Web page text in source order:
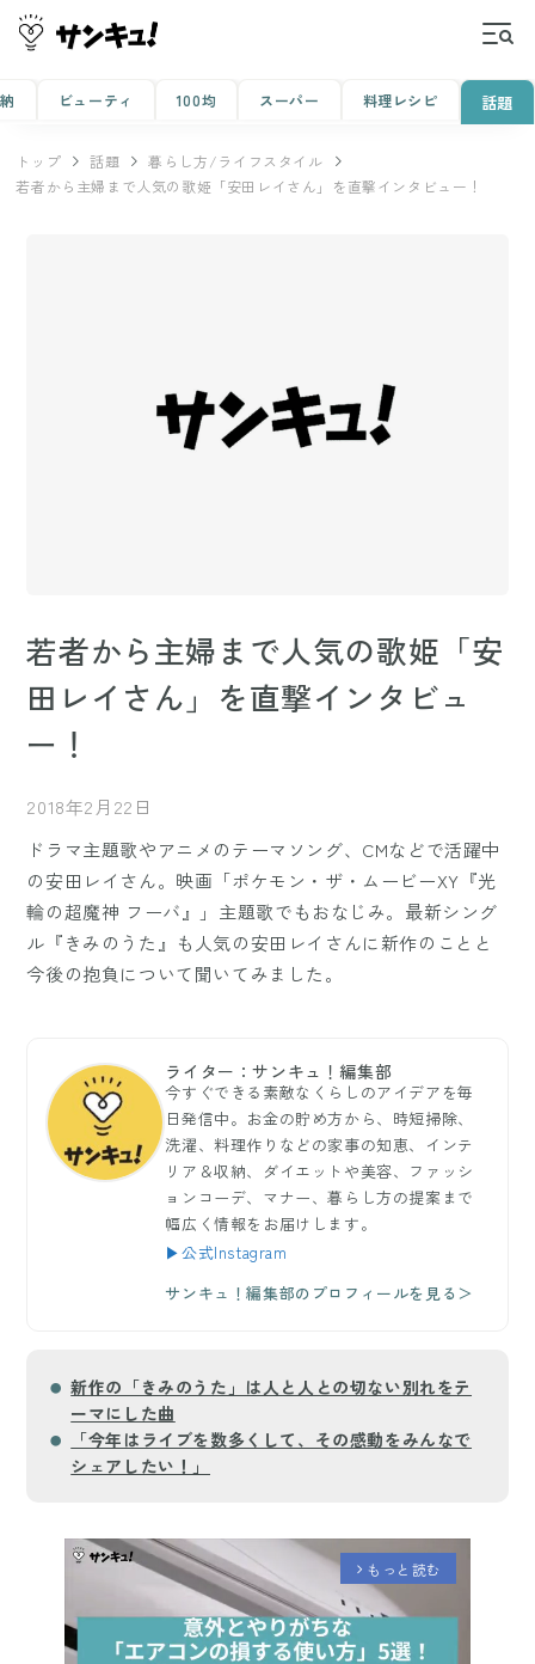
ビューティ 100均 スーパー 料理レシピ 話題
トップ 話題
暮らし方/ライフスタイル
若者から主婦まで人気の歌姫「安田レイさん」を直撃インタビュー！
若者から主婦まで人気の歌姫「安
田レイさん」を直撃インタビュ
ー！
2018年2月22日
ドラマ主題歌やアニメのテーマソング、CMなどで活躍中
の安田レイさん。映画「ポケモン・ザ・ムービーXY『光
輪の超魔神 フーバ』」主題歌でもおなじみ。最新シング
ル『きみのうた』も人気の安田レイさんに新作のことと
今後の抱負について聞いてみました。
ライター：サンキュ！編集部
今すぐできる素敵なくらしのアイデアを毎
日発信中。お金の貯め方から、時短掃除、
洗濯、料理作りなどの家事の知恵、インテ
リア＆収納、ダイエットや美容、ファッシ
ョンコーデ、マナー、暮らし方の提案まで
幅広く情報をお届けします。
▶公式Instagram
サンキュ！編集部のプロフィールを見る＞
新作の「きみのうた」は人と人との切ない別れをテ
ーマにした曲
「今年はライブを数多くして、その感動をみんなで
シェアしたい！」
arrow_forward_ios もっと読む